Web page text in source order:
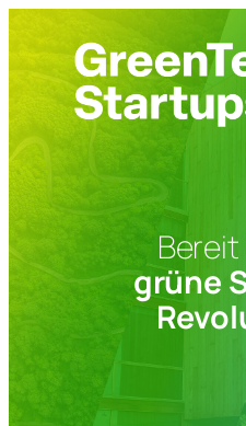
springen
grüne